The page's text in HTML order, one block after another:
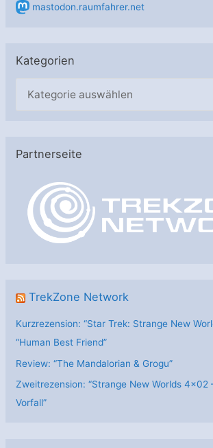
mastodon.raumfahrer.net
Kategorien
g
Partnerseite
TrekZone Network
Kurzrezension: “Star Trek: Strange New
“Human Best Friend”
Review: “The Mandalorian & Grogu”
Zweitrezension: “Strange New Worlds 4×02
Vorfall”